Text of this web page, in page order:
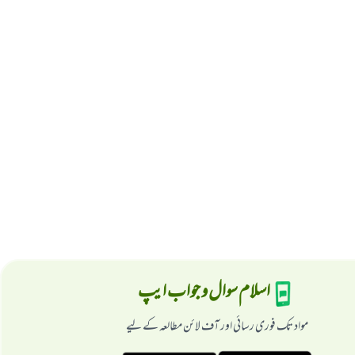
اسلام سوال و جواب ایپ
مواد تک فوری رسائی اور آف لائن مطالعہ کے لیے